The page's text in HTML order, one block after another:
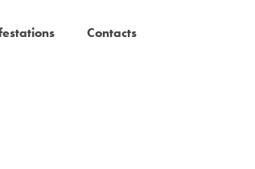
Contacts